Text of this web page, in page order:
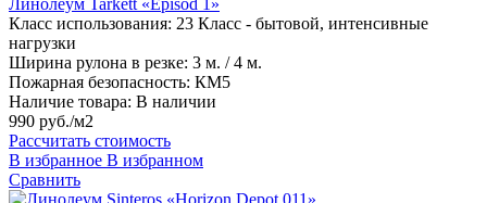
Линолеум Tarkett «Episod 1»
Класс использования: 23 Класс - бытовой, интенсивные
нагрузки
Ширина рулона в резке: 3 м. / 4 м.
Пожарная безопасность: КМ5
Наличие товара: В наличии
990 руб./м2
Рассчитать стоимость
В избранное В избранном
Сравнить